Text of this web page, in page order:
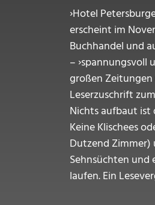
›Hotel
erscheint im
Buchhandel und
– ›spannungsvoll
großen Zeitungen
Leserzuschrift
Nichts aufbaut ist
Keine Klischees
Dutzend Zimmer)
Sehnsüchten und
laufen. Ein